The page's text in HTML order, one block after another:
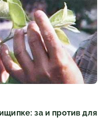
за и против для